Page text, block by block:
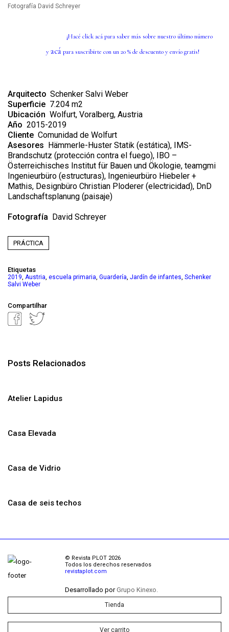
Fotografía David Schreyer
¡Hacé clickacápara saber más sobre nuestro último número
yacápara suscribirte con un 20 % de descuento y envío gratis!
Arquitecto Schenker Salvi Weber
Superficie 7.204 m2
Ubicación Wolfurt, Voralberg, Austria
Año 2015-2019
Cliente Comunidad de Wolfurt
Asesores Hämmerle-Huster Statik (estática), IMS-
Brandschutz (protección contra el fuego), IBO –
Österreichisches Institut für Bauen und Ökologie, teamgmi
Ingenieurbüro (estructuras), Ingenieurbüro Hiebeler +
Mathis, Designbüro Christian Ploderer (electricidad), DnD
Landschaftsplanung (paisaje)
Fotografía David Schreyer
PRÁCTICA
Etiquetas
2019, Austria, escuela primaria, Guardería, Jardín de infantes, Schenker
Salvi Weber
Compartilhar
Posts Relacionados
Atelier Lapidus
Casa Elevada
Casa de Vidrio
Casa de seis techos
© Revista PLOT 2026
Todos los derechos reservados
revistaplot.com
Desarrollado porGrupo Kinexo.
Tienda
Ver carrito